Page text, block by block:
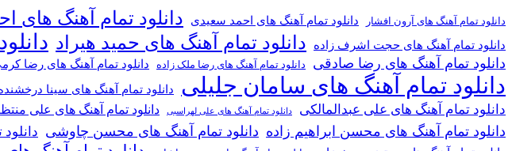
دانلود تمام آهنگ های آرون افشار دانلود تمام آهنگ های احمد سعیدی دانلود تمام آهنگ های
دانلود تمام آهنگ های حجت اشرف زاده دانلود تمام آهنگ های حمید هیراد
دانلود تمام آهنگ های رضا صادقی
دانلود تمام آهنگ های رضا ملک زاده دانلود تمام آهنگ های رضا کرمی
دانلود تمام آهنگ های سامان جلیلی دانلود تمام آهنگ های سینا
دانلود تمام آهنگ های علی عبدالمالکی دانلود تمام آهنگ های علی لهراسبی دانلود تمام آهنگ های علی
دانلود تمام آهنگ های محسن ابراهیم زاده دانلود تمام آهنگ های محسن چاوشی